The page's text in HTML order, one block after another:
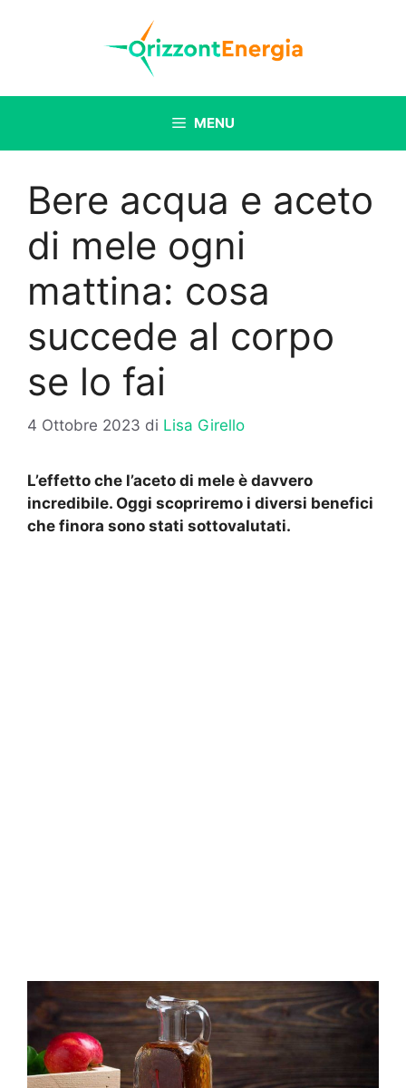
MENU
Bere acqua e aceto
di mele ogni
mattina: cosa
succede al corpo
se lo fai
4 Ottobre 2023 di Lisa Girello
L’effetto che l’aceto di mele è davvero
incredibile. Oggi scopriremo i diversi benefici
che finora sono stati sottovalutati.